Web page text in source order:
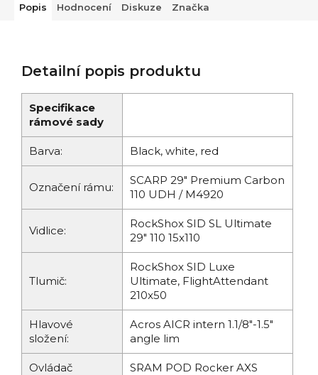
Popis Hodnocení Diskuze Značka
Detailní popis produktu
Specifikace
rámové sady
Barva: Black, white, red
Označení rámu:
SCARP 29" Premium Carbon
110 UDH / M4920
Vidlice:
RockShox SID SL Ultimate
29" 110 15x110
Tlumič:
RockShox SID Luxe
Ultimate, FlightAttendant
210x50
Hlavové
složení:
Acros AICR intern 1.1/8"-1.5"
angle lim
Ovládač
SRAM POD Rocker AXS